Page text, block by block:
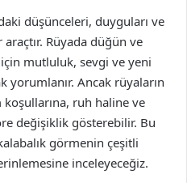
düşünceleri, duyguları ve
Rüyada düğün ve
mutluluk, sevgi ve yeni
yorumlanır. Ancak rüyaların
ruh haline ve
değişiklik gösterebilir. Bu
görmenin çeşitli
inceleyeceğiz.